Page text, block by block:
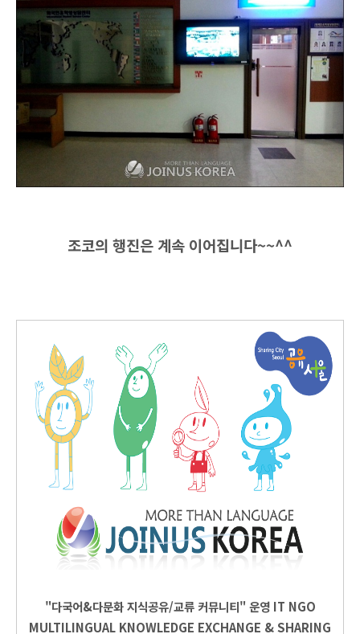
조코의 행진은 계속 이어집니다~~^^
"다국어&다문화 지식공유/교류 커뮤니티" 운영 IT NGO
MULTILINGUAL KNOWLEDGE EXCHANGE & SHARING